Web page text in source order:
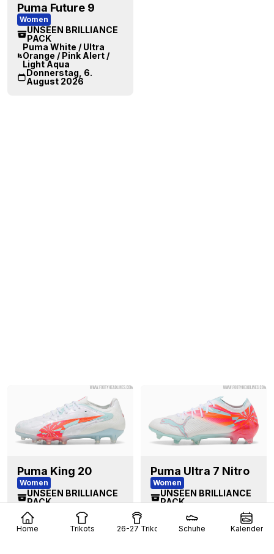
Home Trikots 26-27 Trikots Schuhe Kalender
Puma Future 9
Women
UNSEEN BRILLIANCE
PACK
Puma White / Ultra
Orange / Pink Alert /
Light Aqua
Donnerstag, 6.
August 2026
Puma King 20
Women
UNSEEN BRILLIANCE
PACK
Puma White / Ultra
Orange / Pink Alert /
Light Aqua
Puma Ultra 7 Nitro
Women
UNSEEN BRILLIANCE
PACK
Orange / Pink Alert /
Light Aqua